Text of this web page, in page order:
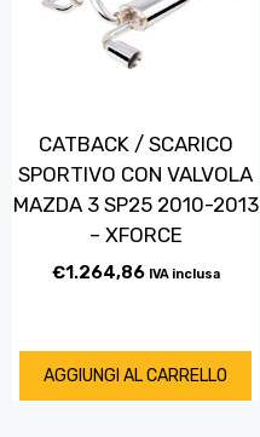
CATBACK / SCARICO
SPORTIVO CON VALVOLA
MAZDA 3 SP25 2010-2013
– XFORCE
€1.264,86 IVA inclusa
AGGIUNGI AL CARRELLO